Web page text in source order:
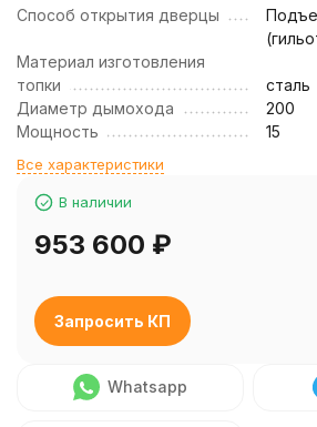
Способ открытия дверцы
Материал изготовления
топки
сталь
Диаметр дымохода
200
Мощность
15
Все характеристики
В наличии
953 600 ₽
Запросить КП
Whatsapp